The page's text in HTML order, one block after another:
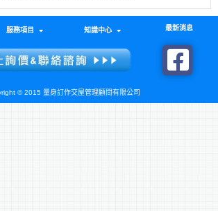
服務項目 知識中心 最新消息
© 2015 量身訂作交屋管理顧問有限公司